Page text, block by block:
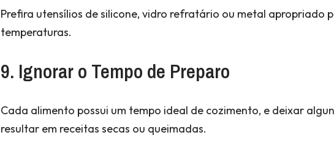
Prefira utensílios de silicone, vidro refratário ou metal apropriado
temperaturas.
9. Ignorar o Tempo de Preparo
Cada alimento possui um tempo ideal de cozimento, e deixar
resultar em receitas secas ou queimadas.